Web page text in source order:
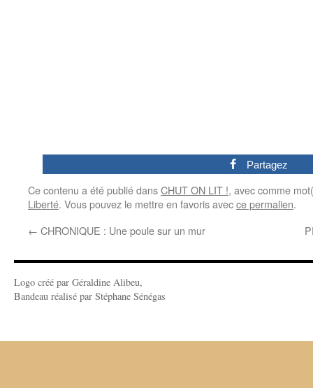
Partagez
Ce contenu a été publié dansCHUT ON LIT !, avec comme
Liberté. Vous pouvez le mettre en favoris avecce permalien.
← CHRONIQUE : Une poule sur un mur
Logo créé par Géraldine Alibeu,
Bandeau réalisé par Stéphane Sénégas